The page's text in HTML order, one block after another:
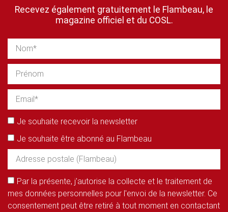
Recevez également gratuitement le Flambeau, le
magazine officiel et du COSL.
Je souhaite recevoir la newsletter
Je souhaite être abonné au Flambeau
Par la présente, j'autorise la collecte et le traitement de
mes données personnelles pour l'envoi de la newsletter. Ce
consentement peut être retiré à tout moment en contactant